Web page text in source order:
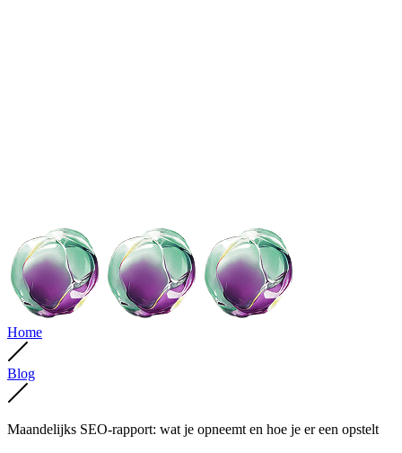
Home
Blog
Maandelijks SEO-rapport: wat je opneemt en hoe je er een opstelt